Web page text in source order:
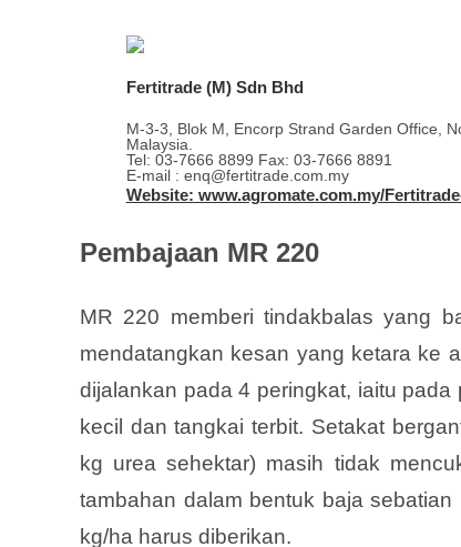
Fertitrade (M) Sdn Bhd
M-3-3, Blok M, Encorp Strand Garden Office,
Malaysia.
Tel: 03-7666 8899 Fax: 03-7666 8891
E-mail : enq@fertitrade.com.my
Website: www.agromate.com.my/
Pembajaan MR 220
MR 220 memberi tindakbalas yang
mendatangkan kesan yang ketara ke
dijalankan pada 4 peringkat, iaitu
kecil dan tangkai terbit. Setakat
kg urea sehektar) masih tidak
tambahan dalam bentuk baja
kg/ha harus diberikan.